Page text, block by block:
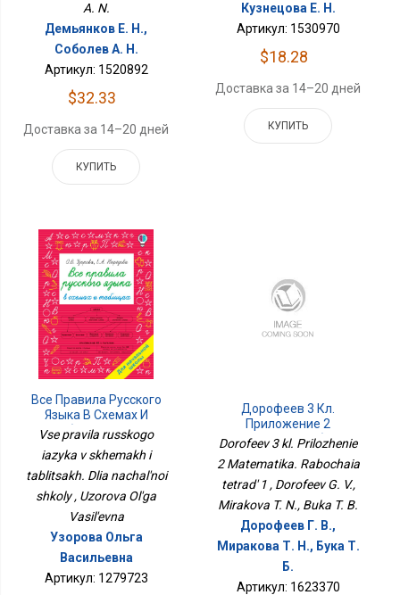
A. N.
Демьянков Е. Н.,
Соболев А. Н.
Артикул: 1520892
$32.33
Доставка за 14–20 дней
КУПИТЬ
Кузнецова Е. Н.
Артикул: 1530970
$18.28
Доставка за 14–20 дней
КУПИТЬ
Все Правила Русского
Языка В Схемах И
Таблицах. Для
Начальной Школы
Vse pravila russkogo
iazyka v skhemakh i
tablitsakh. Dlia nachal'noi
shkoly , Uzorova Ol'ga
Vasil'evna
Узорова Ольга
Васильевна
Артикул: 1279723
Дорофеев 3 Кл.
Приложение 2
Математика. Рабочая
Dorofeev 3 kl. Prilozhenie
2 Matematika. Rabochaia
tetrad' 1 , Dorofeev G. V.,
Mirakova T. N., Buka T. B.
Дорофеев Г. В.,
Миракова Т. Н., Бука Т.
Б.
Артикул: 1623370